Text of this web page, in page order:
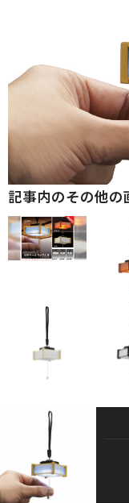
記事内のその他の